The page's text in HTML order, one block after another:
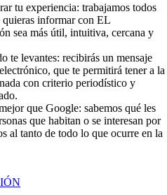
tu experiencia: trabajamos todos
quieras informar con EL
sea más útil, intuitiva, cercana y
te levantes: recibirás un mensaje
que te permitirá tener a la
con criterio periodístico y
que Google: sabemos qué les
que habitan o se interesan por
al tanto de todo lo que ocurre en la